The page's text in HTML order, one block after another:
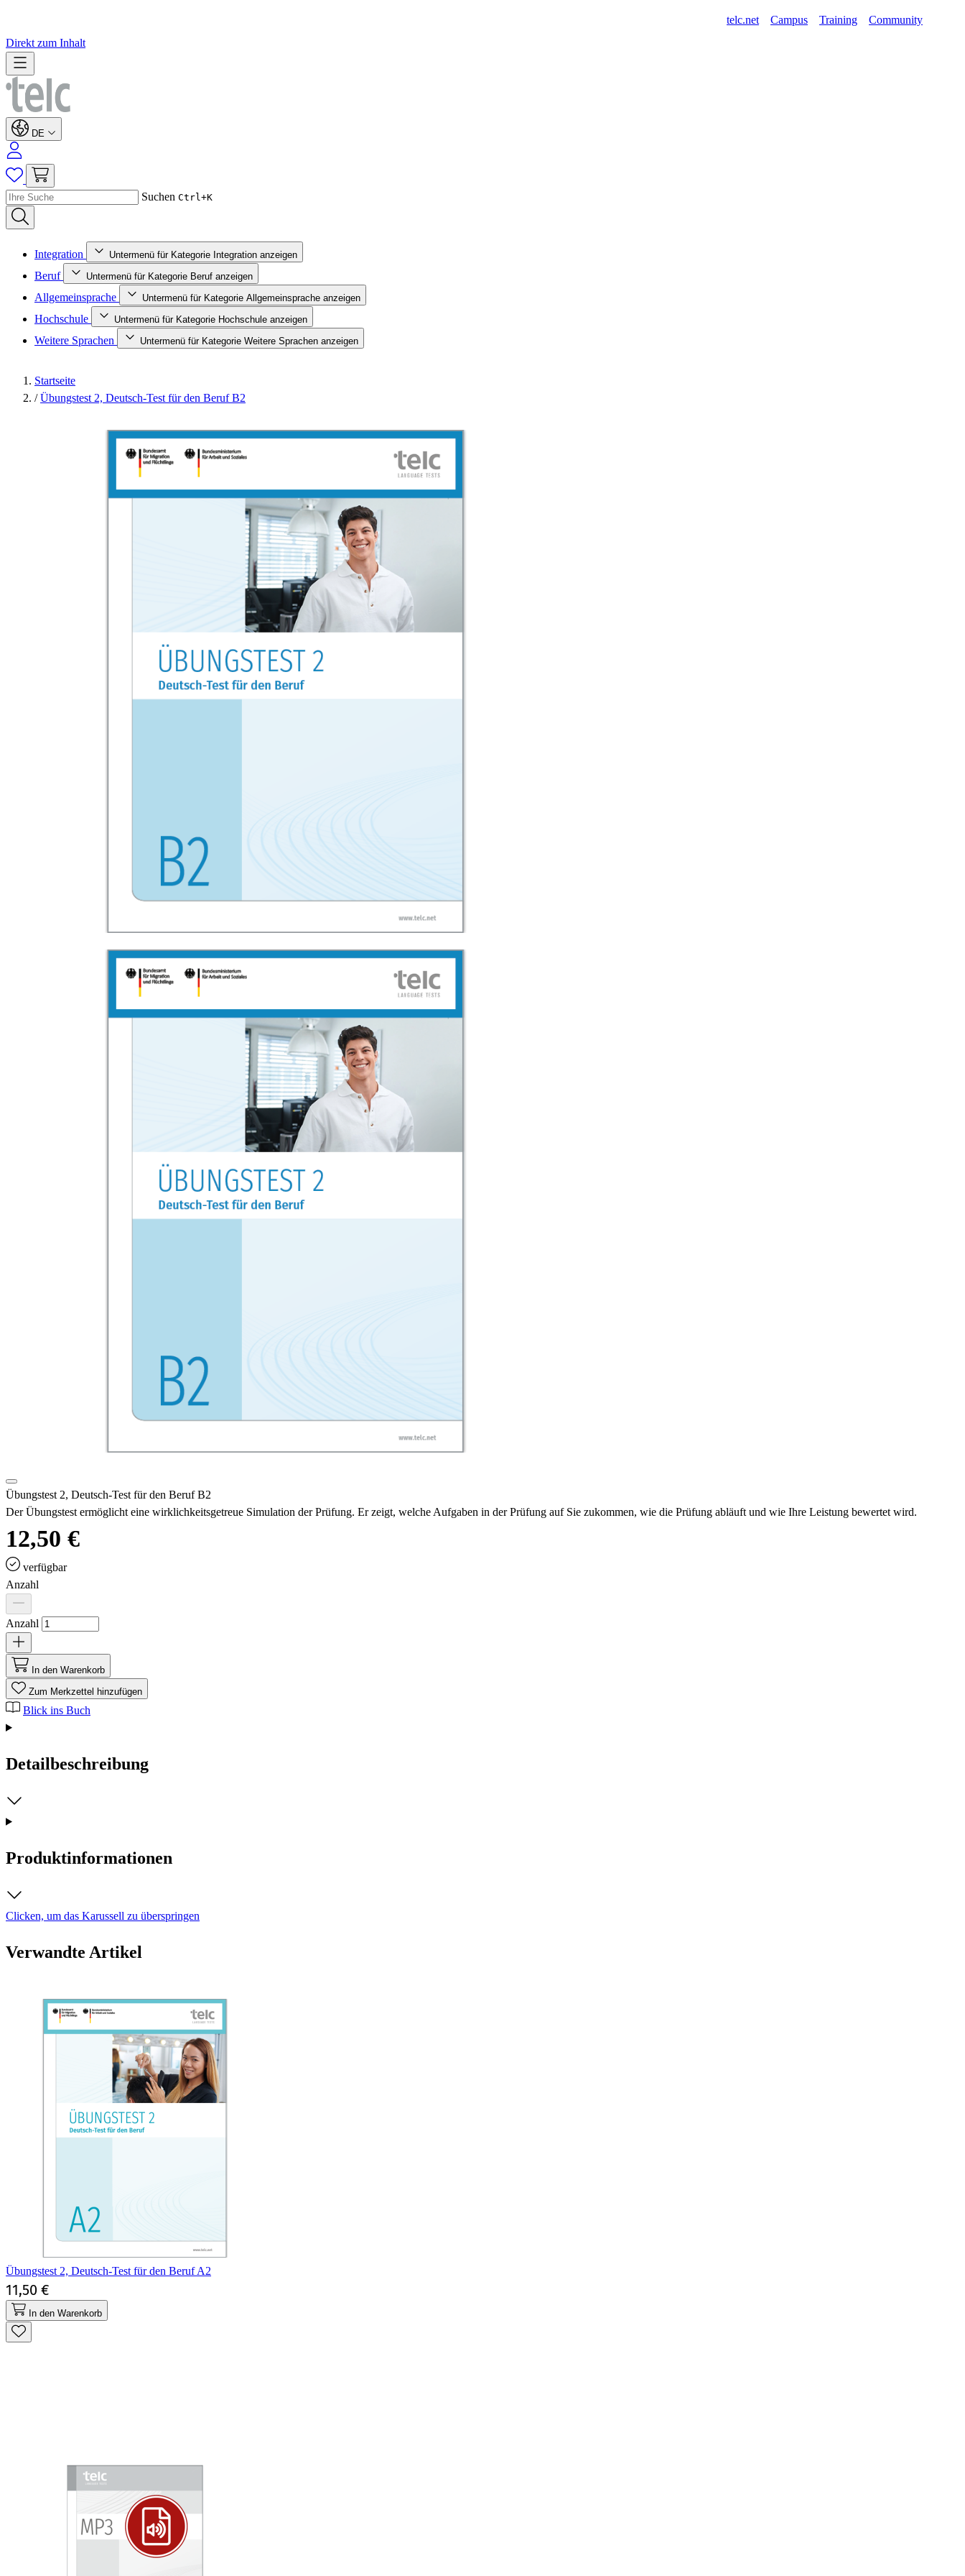
telc.net Campus Training Community
Direkt zum Inhalt
DE
Suchen Ctrl+K
Integration Untermenü für Kategorie Integration anzeigen
Beruf Untermenü für Kategorie Beruf anzeigen
Allgemeinsprache Untermenü für Kategorie Allgemeinsprache anzeigen
Hochschule Untermenü für Kategorie Hochschule anzeigen
Weitere Sprachen Untermenü für Kategorie Weitere Sprachen anzeigen
Startseite
/ Übungstest 2, Deutsch-Test für den Beruf B2
Übungstest 2, Deutsch-Test für den Beruf B2
Der Übungstest ermöglicht eine wirklichkeitsgetreue Simulation der Prüfung. Er zeigt, welche Aufgaben in der Prüfung auf Sie zukommen, wie die Prüfung abläuft und wie Ihre Leistung bewertet wird.
12,50 €
verfügbar
Anzahl
Anzahl
In den Warenkorb
Zum Merkzettel hinzufügen
Blick ins Buch
Detailbeschreibung
Produktinformationen
Clicken, um das Karussell zu überspringen
Verwandte Artikel
Übungstest 2, Deutsch-Test für den Beruf A2
11,50 €
In den Warenkorb